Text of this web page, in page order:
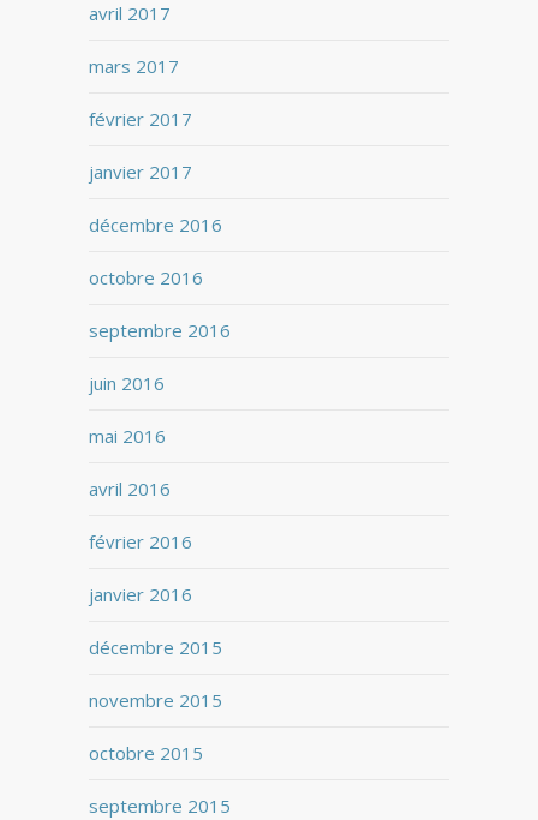
avril 2017
mars 2017
février 2017
janvier 2017
décembre 2016
octobre 2016
septembre 2016
juin 2016
mai 2016
avril 2016
février 2016
janvier 2016
décembre 2015
novembre 2015
octobre 2015
septembre 2015